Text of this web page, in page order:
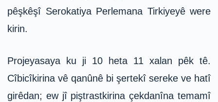
pêşkêşî Serokatiya Perlemana Tirkiyeyê were
kirin.
Projeyasaya ku ji 10 heta 11 xalan pêk tê.
Cîbicîkirina vê qanûnê bi şertekî sereke ve hatî
girêdan; ew jî piştrastkirina çekdanîna temamî